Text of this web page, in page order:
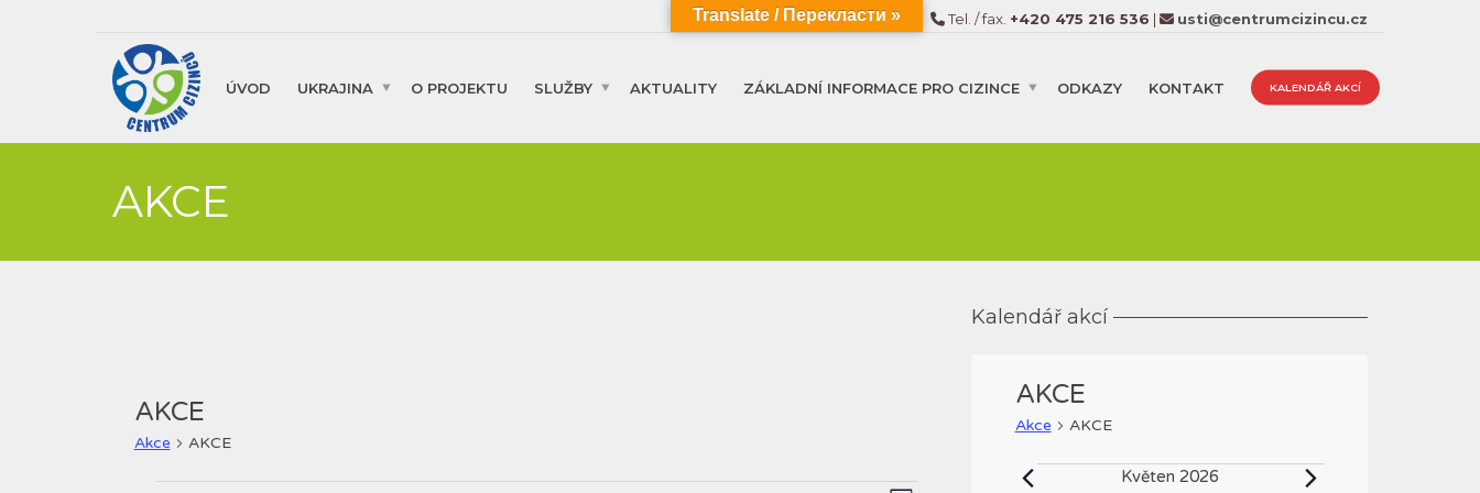
Tel. / fax. +420 475 216 536 | usti@centrumcizincu.cz
ÚVOD UKRAJINA O PROJEKTU SLUŽBY AKTUALITY ZÁKLADNÍ INFORMACE PRO CIZINCE ODKAZY KONTAKT KALENDÁŘ AKCÍ
AKCE
AKCE
Akce AKCE
Kalendář akcí
AKCE
Akce AKCE
Akce Květen 2026
Translate / Перекласти »